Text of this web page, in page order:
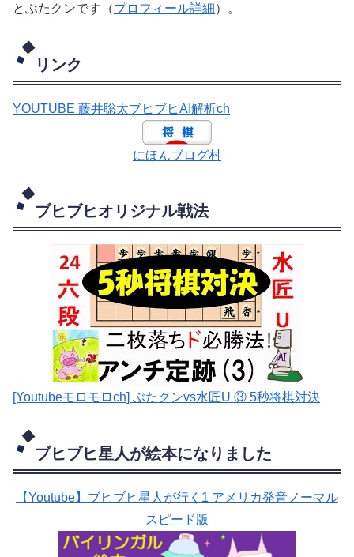
とぶたクンです（プロフィール詳細）。
リンク
YOUTUBE 藤井聡太ブヒブヒAI解析ch
にほんブログ村
ブヒブヒオリジナル戦法
[Youtubeモロモロch] ぶたクンvs水匠U ③ 5秒将棋対決
ブヒブヒ星人が絵本になりました
【Youtube】ブヒブヒ星人が行く1 アメリカ発音ノーマル
スピード版